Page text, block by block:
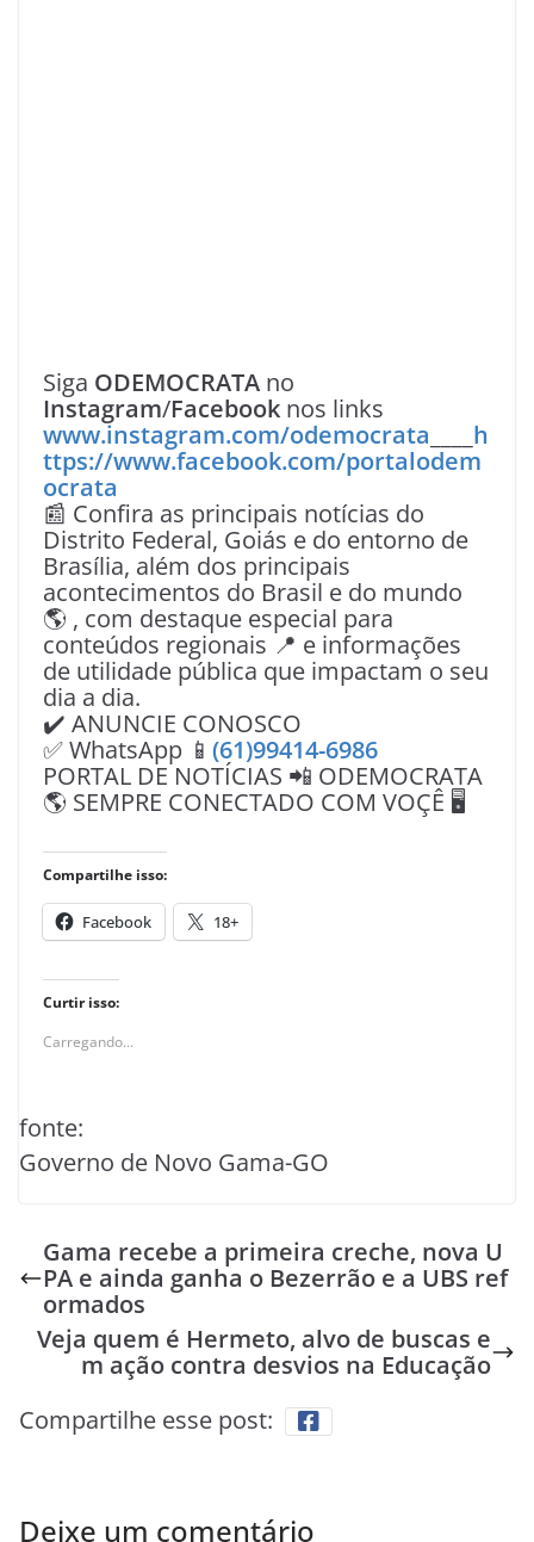
Siga ODEMOCRATA no
Instagram/Facebook nos links
www.instagram.com/odemocrata
h
ttps://www.facebook.com/portalodem
ocrata
📰 Confira as principais notícias do
Distrito Federal, Goiás e do entorno de
Brasília, além dos principais
acontecimentos do Brasil e do mundo
🌎 , com destaque especial para
conteúdos regionais 📍 e informações
de utilidade pública que impactam o seu
dia a dia.
✔️ ANUNCIE CONOSCO
✅ WhatsApp 📱 (61)99414-6986
PORTAL DE NOTÍCIAS 📲 ODEMOCRATA
🌎 SEMPRE CONECTADO COM VOÇÊ 🖥️
Compartilhe isso:
Facebook 18+
Curtir isso:
Carregando...
fonte:
Governo de Novo Gama-GO
Gama recebe a primeira creche, nova U
PA e ainda ganha o Bezerrão e a UBS ref
ormados
Veja quem é Hermeto, alvo de buscas e
m ação contra desvios na Educação
Compartilhe esse post:
Deixe um comentário